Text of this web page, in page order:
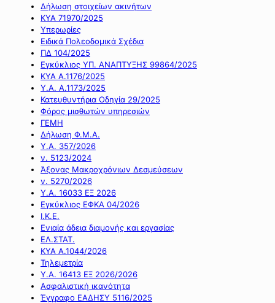
Δήλωση στοιχείων ακινήτων
ΚΥΑ 71970/2025
Υπερωρίες
Ειδικά Πολεοδομικά Σχέδια
ΠΔ 104/2025
Εγκύκλιος ΥΠ. ΑΝΑΠΤΥΞΗΣ 99864/2025
ΚΥΑ Α.1176/2025
Υ.Α. Α.1173/2025
Κατευθυντήρια Οδηγία 29/2025
Φόρος μισθωτών υπηρεσιών
ΓΕΜΗ
Δήλωση Φ.Μ.Α.
Υ.Α. 357/2026
ν. 5123/2024
Άξονας Μακροχρόνιων Δεσμεύσεων
ν. 5270/2026
Υ.Α. 16033 ΕΞ 2026
Εγκύκλιος ΕΦΚΑ 04/2026
Ι.Κ.Ε.
Ενιαία άδεια διαμονής και εργασίας
ΕΛ.ΣΤΑΤ.
ΚΥΑ Α.1044/2026
Τηλεμετρία
Υ.Α. 16413 ΕΞ 2026/2026
Ασφαλιστική ικανότητα
Έγγραφο ΕΑΔΗΣΥ 5116/2025